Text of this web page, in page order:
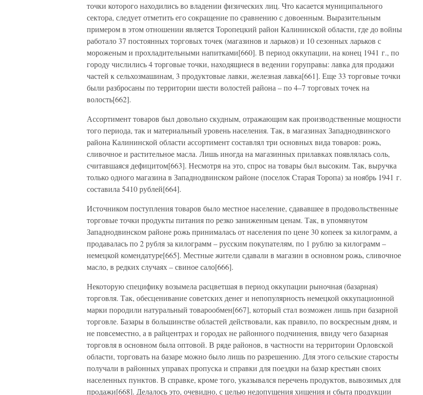
точки которого находились во владении физических лиц. Что касается муниципального
сектора, следует отметить его сокращение по сравнению с довоенным. Выразительным
примером в этом отношении является Торопецкий район Калининской области, где до войны
работало 37 постоянных торговых точек (магазинов и ларьков) и 10 сезонных ларьков с
мороженым и прохладительными напитками[660]. В период оккупации, на конец 1941 г., по
городу числились 4 торговые точки, находящиеся в ведении горуправы: лавка для продажи
частей к сельхозмашинам, 3 продуктовые лавки, железная лавка[661]. Еще 33 торговые точки
были разбросаны по территории шести волостей района – по 4–7 торговых точек на
волость[662].
Ассортимент товаров был довольно скудным, отражающим как производственные мощности
того периода, так и материальный уровень населения. Так, в магазинах Западнодвинского
района Калининской области ассортимент составлял три основных вида товаров: рожь,
сливочное и растительное масла. Лишь иногда на магазинных прилавках появлялась соль,
считавшаяся дефицитом[663]. Несмотря на это, спрос на товары был высоким. Так, выручка
только одного магазина в Западнодвинском районе (поселок Старая Торопа) за ноябрь 1941 г.
составила 5410 рублей[664].
Источником поступления товаров было местное население, сдававшее в продовольственные
торговые точки продукты питания по резко заниженным ценам. Так, в упомянутом
Западнодвинском районе рожь принималась от населения по цене 30 копеек за килограмм, а
продавалась по 2 рубля за килограмм – русским покупателям, по 1 рублю за килограмм –
немецкой комендатуре[665]. Местные жители сдавали в магазин в основном рожь, сливочное
масло, в редких случаях – свиное сало[666].
Некоторую специфику возымела расцветшая в период оккупации рыночная (базарная)
торговля. Так, обесценивание советских денег и непопулярность немецкой оккупационной
марки породили натуральный товарообмен[667], который стал возможен лишь при базарной
торговле. Базары в большинстве областей действовали, как правило, по воскресным дням, и
не повсеместно, а в райцентрах и городах не районного подчинения, ввиду чего базарная
торговля в основном была оптовой. В ряде районов, в частности на территории Орловской
области, торговать на базаре можно было лишь по разрешению. Для этого сельские старосты
получали в районных управах пропуска и справки для поездки на базар крестьян своих
населенных пунктов. В справке, кроме того, указывался перечень продуктов, вывозимых для
продажи[668]. Делалось это, очевидно, с целью недопущения хищения и сбыта продукции